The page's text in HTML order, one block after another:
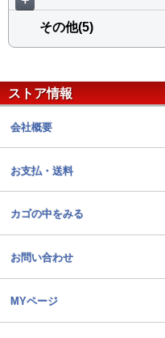
その他(5)
ストア情報
会社概要
お支払・送料
カゴの中をみる
お問い合わせ
MYページ